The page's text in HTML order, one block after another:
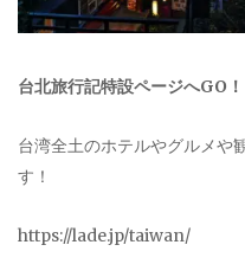
台北旅行記特設ページへGO！
台湾全土のホテルやグルメや
す！
https://lade.jp/taiwan/